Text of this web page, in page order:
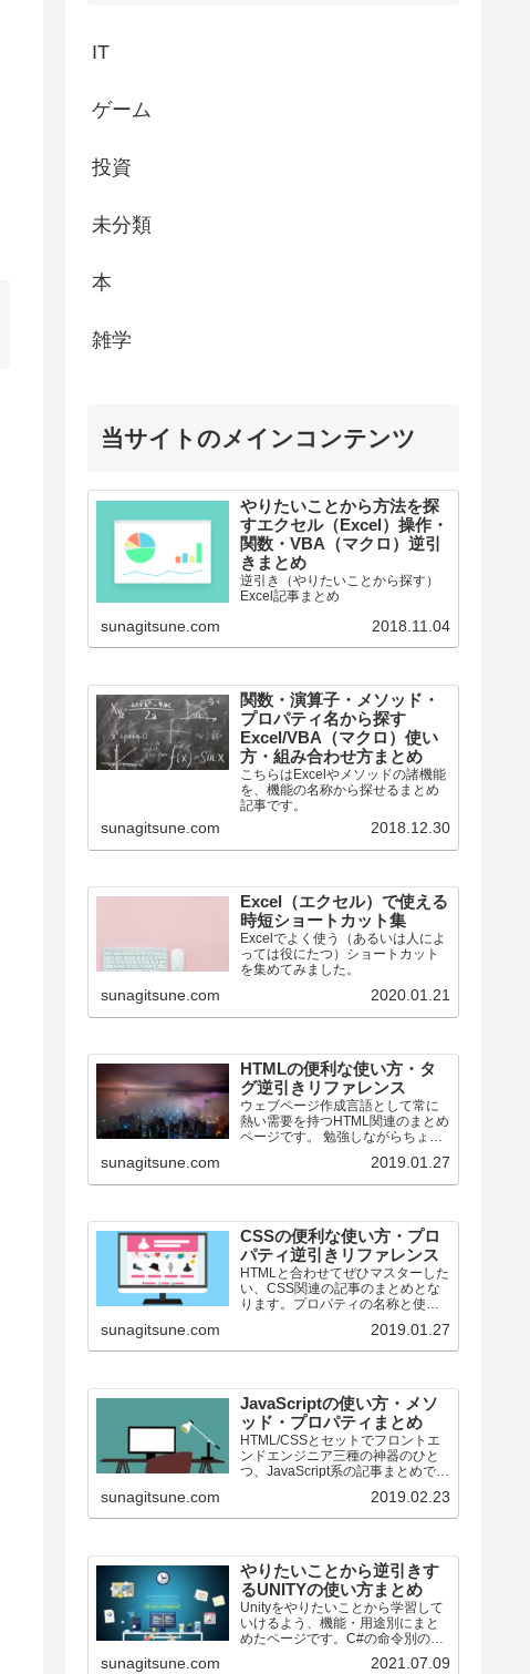
IT
ゲーム
投資
未分類
本
雑学
当サイトのメインコンテンツ
やりたいことから方法を探
すエクセル（Excel）操作・
関数・VBA（マクロ）逆引
きまとめ
逆引き（やりたいことから探す）
Excel記事まとめ
sunagitsune.com 2018.11.04
関数・演算子・メソッド・
プロパティ名から探す
Excel/VBA（マクロ）使い
方・組み合わせ方まとめ
こちらはExcelやメソッドの諸機能
を、機能の名称から探せるまとめ
記事です。
sunagitsune.com 2018.12.30
Excel（エクセル）で使える
時短ショートカット集
Excelでよく使う（あるいは人によ
っては役にたつ）ショートカット
を集めてみました。
sunagitsune.com 2020.01.21
HTMLの便利な使い方・タ
グ逆引きリファレンス
ウェブページ作成言語として常に
熱い需要を持つHTML関連のまとめ
ページです。 勉強しながらちょっ
sunagitsune.com 2019.01.27
CSSの便利な使い方・プロ
パティ逆引きリファレンス
HTMLと合わせてぜひマスターした
い、CSS関連の記事のまとめとな
ります。プロパティの名称と使用
ちょっととっても数少ないです
が、段々増える予定です。
sunagitsune.com 2019.01.27
JavaScriptの使い方・メソ
ッド・プロパティまとめ
HTML/CSSとセットでフロントエ
ンドエンジニア三種の神器のひと
つ、JavaScript系の記事まとめで
sunagitsune.com 2019.02.23
やりたいことから逆引きす
るUNITYの使い方まとめ
Unityをやりたいことから学習して
いけるよう、機能・用途別にまと
めたページです。C#の命令別の逆
引きは現時点で作っていません。
2019の時期に書き始めているの
sunagitsune.com 2021.07.09